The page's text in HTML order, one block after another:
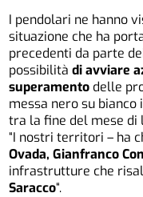
I pendolari ne hanno
situazione che ha
precedenti da parte
possibilitàdi avviare
superamento delle
messa nero su
tra la fine del mese di
“I nostri territori – ha
Ovada, Gianfranco
infrastrutture che
Saracco“.